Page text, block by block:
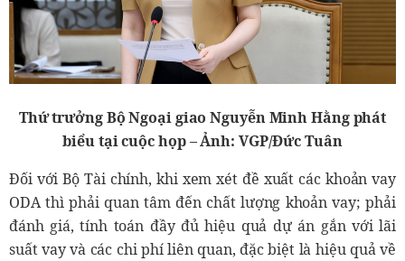
Thứ trưởng Bộ Ngoại giao Nguyễn Minh Hằng phát
biểu tại cuộc họp – Ảnh: VGP/Đức Tuân
Đối với Bộ Tài chính, khi xem xét đề xuất các khoản vay
ODA thì phải quan tâm đến chất lượng khoản vay; phải
đánh giá, tính toán đầy đủ hiệu quả dự án gắn với lãi
suất vay và các chi phí liên quan, đặc biệt là hiệu quả về